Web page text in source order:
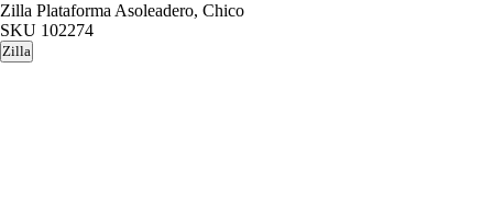
Zilla Plataforma Asoleadero, Chico
SKU 102274
Zilla